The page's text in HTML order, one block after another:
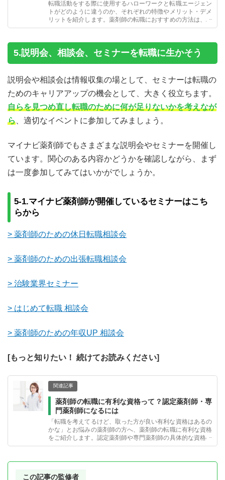
転職活動をする際に使用するハローワークと転職エージェン
トがどのように違うのか、それぞれの特徴やメリット・デメ
リットを紹介します。薬剤師の転職におすすめの方法は、ハ
ローワークと転職エージェントのどちらなのかを解説しま
5.説明会、相談会、セミナーを転職に生かそう
説明会や相談会は情報収集の場として、セミナーは転職の
ためのキャリアアップの機会として、大きく役立ちます。
自らを見つめ直し転職のために何が足りないかを考えなが
ら 、適切なイベントに参加してみましょう。
マイナビ薬剤師でもさまざまな説明会やセミナーを開催し
ています。関心のある内容かどうかを確認しながら、まず
は一度参加してみてはいかがでしょうか。
5-1.マイナビ薬剤師が開催しているセミナーはこち
らから
> 薬剤師のための休日転職相談会
> 薬剤師のための出張転職相談会
> 治験業界セミナー
> はじめて転職 相談会
> 薬剤師のための年収UP 相談会
[もっと知りたい！ 続けてお読みください]
関連記事
薬剤師の転職に有利な資格って？認定薬剤師・専
門薬剤師になるには
「転職を考えてるけど、取った方が良い有利な資格はあるの
かな」とお悩みの薬剤師の方へ、薬剤師の転職に有利な資格
をご紹介します。認定薬剤師や専門薬剤師の具体的な資格の
取り方も含め、資格を武器に転職するための流れも掲載。
この記事の監修者